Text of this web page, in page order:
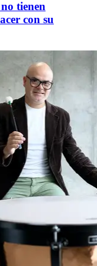
tienen
con su